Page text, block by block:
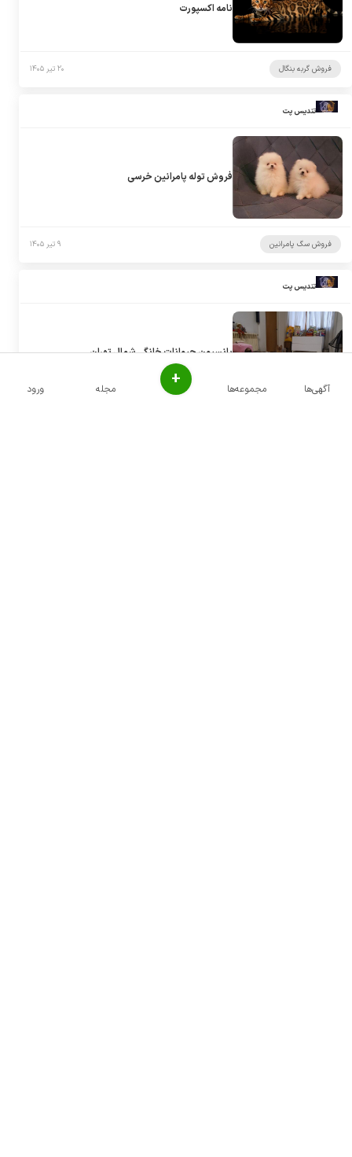
نامه اکسپورت
فروش گربه بنگال ۲۰ تیر ۱۴۰۵
تندیس پت
فروش توله پامرانین خرسی
فروش سگ پامرانین ۹ تیر ۱۴۰۵
تندیس پت
پانسیون حیوانات خانگی شمال تهران
ورود مجله + مجموعه‌ها آگهی‌ها